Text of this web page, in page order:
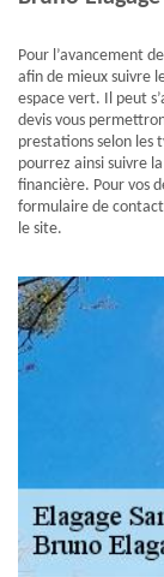
Pour l’avancement
afin de mieux suivre
espace vert. Il peut
devis vous
prestations selon les
pourrez ainsi suivre
financière. Pour vos
formulaire de contact
le site.